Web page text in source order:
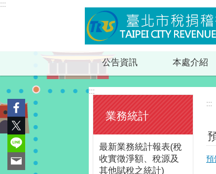
跳到主要內容區塊
:::
公告資訊 本處介紹
:::
業務統計
最新業務統計報表(稅
收實徵淨額、稅源及
其他賦稅之統計)
:::
預